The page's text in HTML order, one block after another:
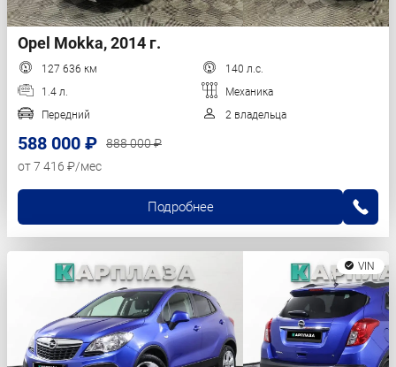
Opel Mokka, 2014 г.
127 636 км
140 л.с.
1.4 л.
Механика
Передний
2 владельца
588 000 ₽
888 000 ₽
от 7 416 ₽/мес
Подробнее
VIN